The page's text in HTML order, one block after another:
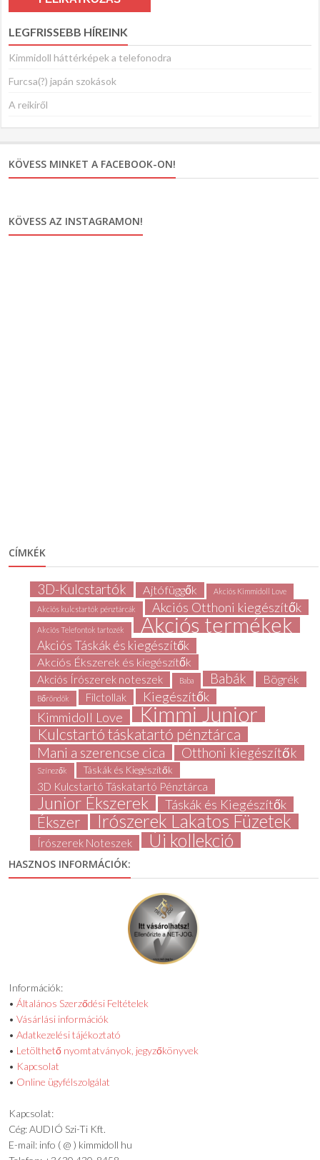
LEGFRISSEBB HÍREINK
Kimmidoll háttérképek a telefonodra
Furcsa(?) japán szokások
A reikiről
KÖVESS MINKET A FACEBOOK-ON!
KÖVESS AZ INSTAGRAMON!
CÍMKÉK
3D-Kulcstartók Ajtófüggők
Akciós Kimmidoll Love
Akciós kulcstartók pénztárcák
Akciós Otthoni kiegészítők
Akciós Telefontok tartozék Akciós termékek
Akciós Táskák és kiegészítők
Akciós Ékszerek és kiegészítők
Akciós Írószerek noteszek Baba Babák Bögrék
Bőröndök Filctollak
Kiegészítők
Kimmidoll Love
Kimmi Junior
Kulcstartó táskatartó pénztárca
Mani a szerencse cica Otthoni kiegészítők
Színezők Táskák és Kiegészítők
3D Kulcstartó Táskatartó Pénztárca
Junior Ékszerek Táskák és Kiegészítők
Ékszer Írószerek Lakatos Füzetek
Írószerek Noteszek Új kollekció
HASZNOS INFORMÁCIÓK:
Információk:
•Általános Szerződési Feltételek
•Vásárlási információk
•Adatkezelési tájékoztató
• Letölthető nyomtatványok, jegyzőkönyvek
• Kapcsolat
• Online ügyfélszolgálat
Kapcsolat:
Cég: AUDIÓ Szi-Ti Kft.
E-mail: info ( @ ) kimmidoll hu